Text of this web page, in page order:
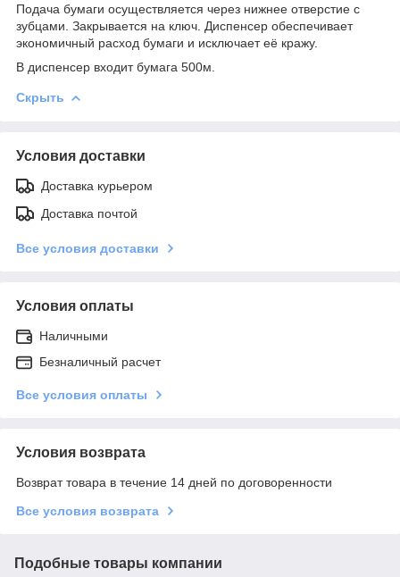
Подача бумаги осуществляется через нижнее отверстие с
зубцами. Закрывается на ключ. Диспенсер обеспечивает
экономичный расход бумаги и исключает её кражу.
В диспенсер входит бумага 500м.
Скрыть
Условия доставки
Доставка курьером
Доставка почтой
Все условия доставки
Условия оплаты
Наличными
Безналичный расчет
Все условия оплаты
Условия возврата
Возврат товара в течение 14 дней по договоренности
Все условия возврата
Подобные товары компании